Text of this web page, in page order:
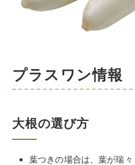
プラスワン情報
大根の選び方
葉つきの場合は、葉が瑞